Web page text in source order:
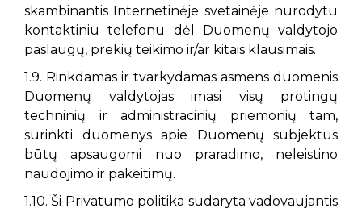
skambinantis Internetinėje svetainėje nurodytu
kontaktiniu telefonu dėl Duomenų valdytojo
paslaugų, prekių teikimo ir/ar kitais klausimais.
1.9. Rinkdamas ir tvarkydamas asmens duomenis
Duomenų valdytojas imasi visų protingų
techninių ir administracinių priemonių tam,
surinkti duomenys apie Duomenų subjektus
būtų apsaugomi nuo praradimo, neleistino
naudojimo ir pakeitimų.
1.10. Ši Privatumo politika sudaryta vadovaujantis